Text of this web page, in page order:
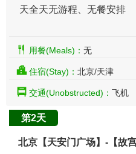
天全天无游程、无餐安排
用餐(Meals)： 无
住宿(Stay)： 北京/天津
交通(Unobstructed)： 飞机
第2天
北京【天安门广场】-【故